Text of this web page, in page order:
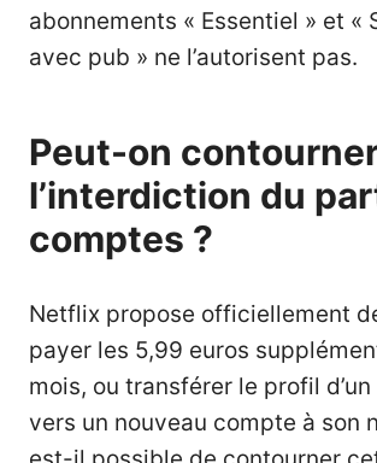
abonnements « Essentiel » et «
avec pub » ne l’autorisent pas.
Peut-on
l’interdiction du
comptes ?
Netflix propose officiellement
payer les 5,99 euros
mois, ou transférer le profil
vers un nouveau compte à son